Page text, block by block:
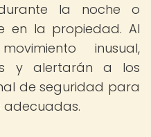
la noche o
en la propiedad. Al
inusual,
y alertarán a los
de seguridad para
adecuadas.